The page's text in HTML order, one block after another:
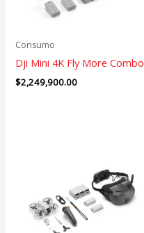
Consumo
Dji Mini 4K Fly More Combo
$2,249,900.00